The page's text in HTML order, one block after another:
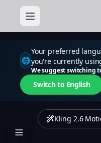
🌐
Your preferred
you're currently
Kling 2.6